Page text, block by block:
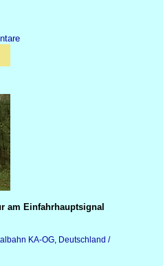
am Einfahrhauptsignal
KA-OG, Deutschland /